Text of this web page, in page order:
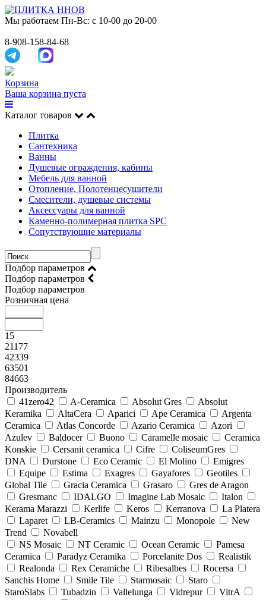
Мы работаем Пн-Вс: с 10-00 до 20-00
8-908-158-84-68
Корзина
Ваша корзина пуста
Каталог товаров
Плитка
Сантехника
Ванны
Душевые ограждения, кабины
Мебель для ванной
Отопление, Полотенцесушители
Смесители, душевые системы
Аксессуары для ванной
Каменно-полимерная плитка SPC
Сопутствующие материалы
Подбор параметров
Подбор параметров
Подбор параметров
Розничная цена
15
21177
42339
63501
84663
Производитель
41zero42
A-Ceramica Absolut Gres
Absolut
Keramika
AltaCera Aparici Ape Ceramica
Argenta
Ceramica
Atlas Concorde Azario Ceramica
Azori
Azulev
Baldocer Buono Caramelle mosaic
Ceramica
Konskie
Cersanit ceramica Cifre
ColiseumGres
DNA
Durstone Eco Ceramic El Molino
Emigres
Equipe
Estima Exagres Gayafores
Geotiles
Global Tile
Gracia Ceramica Grasaro
Gres de Aragon
Gresmanc
IDALGO Imagine Lab Mosaic
Italon
Kerama Marazzi
Kerlife Keros Kerranova
La Platera
Laparet
LB-Ceramics Mainzu Monopole
New
Trend
Novabell
NS Mosaic
NT Ceramic Ocean Ceramic
Pamesa
Ceramica
Paradyz Сeramika Porcelanite Dos
Realistik
Realonda
Rex Ceramiche Ribesalbes
Rocersa
Sanchis Home
Smile Tile Starmosaic
Staro
StaroSlabs
Tubadzin Vallelunga Vidrepur
VitrA